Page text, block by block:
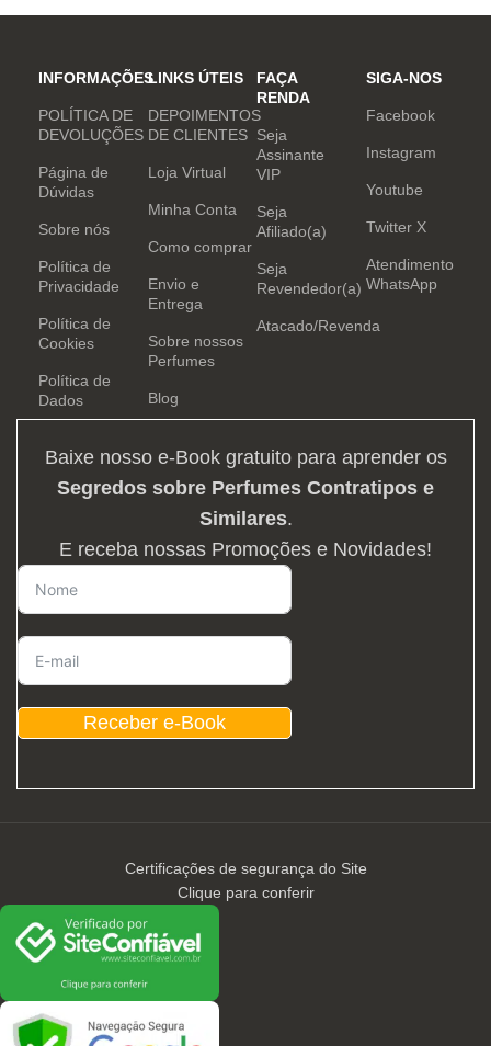
INFORMAÇÕES
POLÍTICA DE
DEVOLUÇÕES
Página de
Dúvidas
Sobre nós
Política de
Privacidade
Política de
Cookies
Política de
Dados
LINKS ÚTEIS
DEPOIMENTOS
DE CLIENTES
Loja Virtual
Minha Conta
Como comprar
Envio e
Entrega
Sobre nossos
Perfumes
Blog
FAÇA
RENDA
Seja
Assinante
VIP
Seja
Afiliado(a)
Seja
Revendedor(a)
Atacado/Revenda
SIGA-NOS
Facebook
Instagram
Youtube
Twitter X
Atendimento
WhatsApp
Baixe nosso e-Book gratuito para aprender os
Segredos sobre Perfumes Contratipos e
Similares.
E receba nossas Promoções e Novidades!
Receber e-Book
Certificações de segurança do Site
Clique para conferir